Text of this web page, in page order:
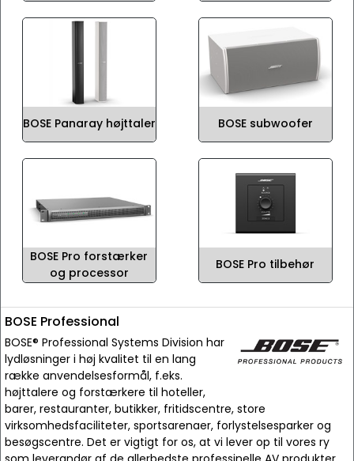
BOSE Panaray højttaler BOSE subwoofer
BOSE Pro forstærker
og processor
BOSE Pro tilbehør
BOSE Professional
BOSE® Professional Systems Division har
lydløsninger i høj kvalitet til en lang
række anvendelsesformål, f.eks.
højttalere og forstærkere til hoteller,
barer, restauranter, butikker, fritidscentre, store
virksomhedsfaciliteter, sportsarenaer, forlystelsesparker og
besøgscentre. Det er vigtigt for os, at vi lever op til vores ry